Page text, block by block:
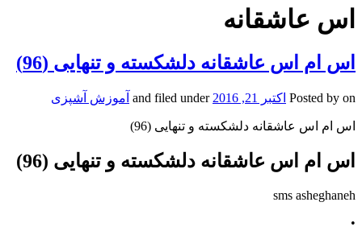
اس عاشقانه
اس ام اس عاشقانه دلشکسته و تنهایی (96)
Posted by on اکتبر 21, 2016 and filed under آموزش آشپزی
اس ام اس عاشقانه دلشکسته و تنهایی (96)
اس ام اس عاشقانه دلشکسته و تنهایی (96)
sms asheghaneh
•